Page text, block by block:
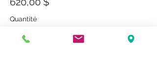
Quantité